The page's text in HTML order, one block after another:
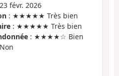
févr. 2026
: ★★★★★ Très bien
: ★★★★★ Très bien
: ★★★★☆ Bien